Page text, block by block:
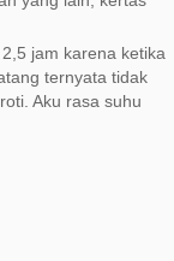
jam karena ketika
ternyata tidak
Aku rasa suhu